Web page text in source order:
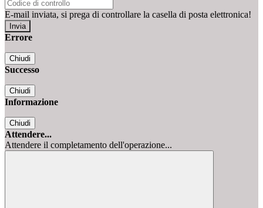
E-mail inviata, si prega di controllare la casella di posta elettronica!
Errore
Chiudi
Successo
Chiudi
Informazione
Chiudi
Attendere...
Attendere il completamento dell'operazione...